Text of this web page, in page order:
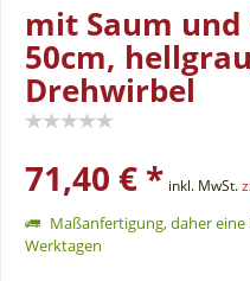
mit Saum
50cm,
Drehwirbel
71,40 € * inkl. MwSt.
Maßanfertigung, daher
Werktagen